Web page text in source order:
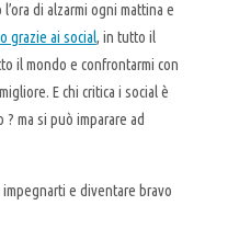
di alzarmi ogni mattina e
grazie ai social, in tutto il
il mondo e confrontarmi con
E chi critica i social è
ma si può imparare ad
e diventare bravo